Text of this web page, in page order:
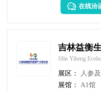
在线洽
吉林益衡
Jilin Yiheng
展区：
人参
展馆：
A1馆